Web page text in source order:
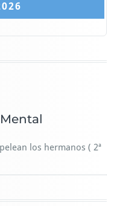
los hermanos ( 2ª